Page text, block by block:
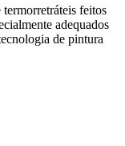
feitos
adequados
de pintura